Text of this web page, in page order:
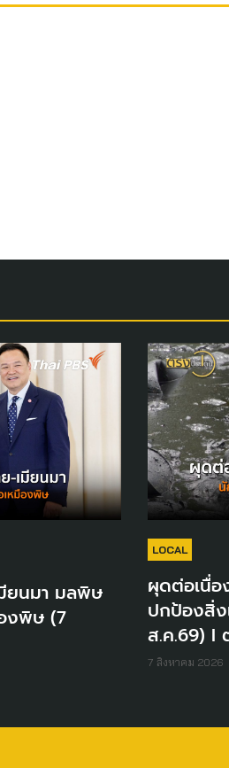
ยนมา มลพิษ
งพิษ (7
LOCAL
ผุดต่อเนื่
ปกป้องสิ่
ส.ค.69) I
7 สิงหาคม 2026